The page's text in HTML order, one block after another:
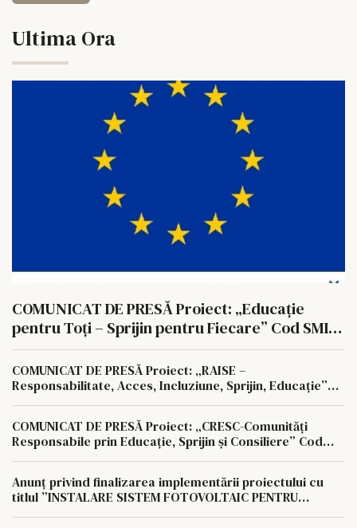
Ultima Ora
COMUNICAT DE PRESĂ Proiect: „Educație
pentru Toți – Sprijin pentru Fiecare” Cod SMIS:
351806
COMUNICAT DE PRESĂ Proiect: „RAISE –
Responsabilitate, Acces, Incluziune, Sprijin, Educație”
Cod SMIS: 350622
COMUNICAT DE PRESĂ Proiect: „CRESC-Comunități
Responsabile prin Educație, Sprijin și Consiliere” Cod
SMIS: 350657
Anunț privind finalizarea implementării proiectului cu
titlul ”INSTALARE SISTEM FOTOVOLTAIC PENTRU
AUTOCONSUM LA NIVELUL AGROCOMPLEX LUNCA